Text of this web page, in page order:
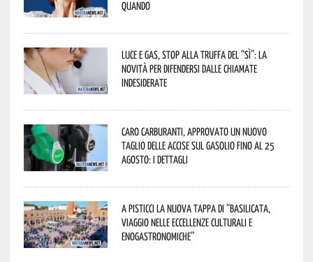
quando
Luce e gas, stop alla truffa del “Sì”: la
novità per difendersi dalle chiamate
indesiderate
Caro carburanti, approvato un nuovo
taglio delle accise sul gasolio fino al 25
agosto: i dettagli
A Pisticci la nuova tappa di “Basilicata,
viaggio nelle eccellenze culturali e
enogastronomiche”